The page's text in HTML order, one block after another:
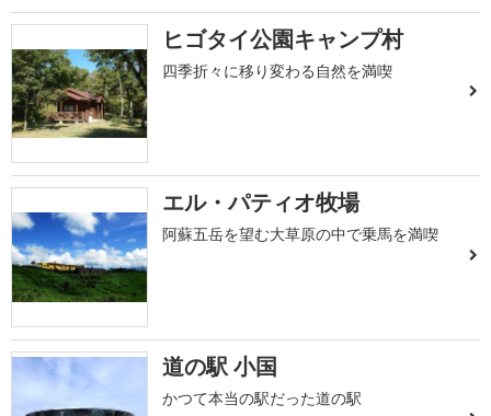
ヒゴタイ公園キャンプ村
四季折々に移り変わる自然を満喫
エル・パティオ牧場
阿蘇五岳を望む大草原の中で乗馬を満喫
道の駅 小国
かつて本当の駅だった道の駅